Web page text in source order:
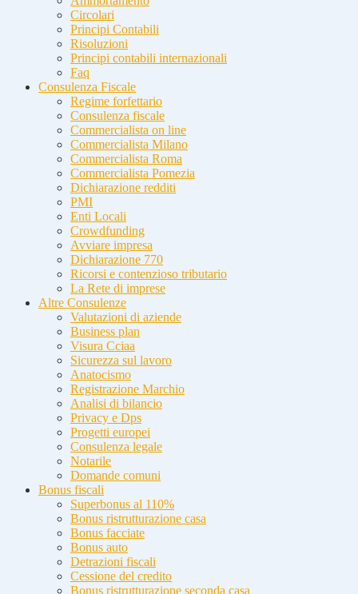
Circolari
Principi Contabili
Risoluzioni
Principi contabili internazionali
Faq
Consulenza Fiscale
Regime forfettario
Consulenza fiscale
Commercialista on line
Commercialista Milano
Commercialista Roma
Commercialista Pomezia
Dichiarazione redditi
PMI
Enti Locali
Crowdfunding
Avviare impresa
Dichiarazione 770
Ricorsi e contenzioso tributario
La Rete di imprese
Altre Consulenze
Valutazioni di aziende
Business plan
Visura Cciaa
Sicurezza sul lavoro
Anatocismo
Registrazione Marchio
Analisi di bilancio
Privacy e Dps
Progetti europei
Consulenza legale
Notarile
Domande comuni
Bonus fiscali
Superbonus al 110%
Bonus ristrutturazione casa
Bonus facciate
Bonus auto
Detrazioni fiscali
Cessione del credito
Bonus ristrutturazione seconda casa